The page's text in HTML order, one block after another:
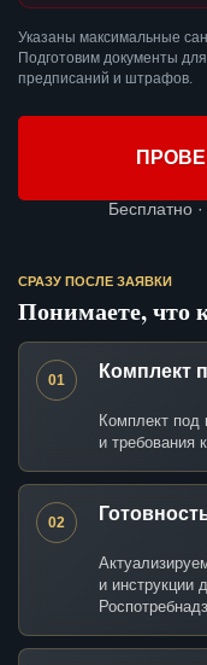
Указаны максимальные
Подготовим документы
предписаний и штрафов.
Бесплатно
СРАЗУ ПОСЛЕ ЗАЯВКИ
Понимаете, что
01 Комплект
Комплект под
и требования
02
и инструкции